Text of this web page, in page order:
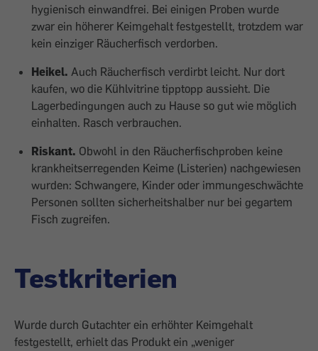
hygienisch einwandfrei. Bei einigen Proben wurde
zwar ein höherer Keimgehalt festgestellt, trotzdem war
kein einziger Räucherfisch verdorben.
Heikel. Auch Räucherfisch verdirbt leicht. Nur dort
kaufen, wo die Kühlvitrine tipptopp aussieht. Die
Lagerbedingungen auch zu Hause so gut wie möglich
einhalten. Rasch verbrauchen.
Riskant. Obwohl in den Räucherfischproben keine
krankheitserregenden Keime (Listerien) nachgewiesen
wurden: Schwangere, Kinder oder immungeschwächte
Personen sollten sicherheitshalber nur bei gegartem
Fisch zugreifen.
Testkriterien
Wurde durch Gutachter ein erhöhter Keimgehalt
festgestellt, erhielt das Produkt ein „weniger